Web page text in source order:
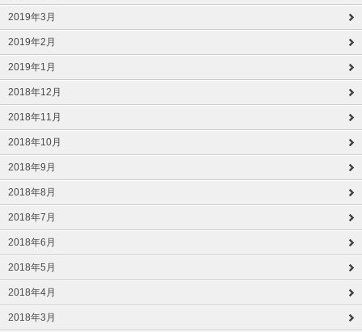
2019年3月
2019年2月
2019年1月
2018年12月
2018年11月
2018年10月
2018年9月
2018年8月
2018年7月
2018年6月
2018年5月
2018年4月
2018年3月